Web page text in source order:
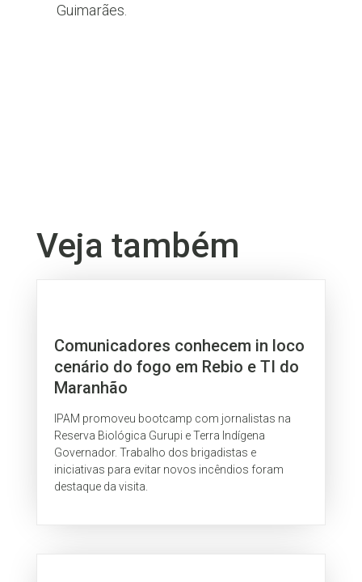
Guimarães.
Veja também
Comunicadores conhecem in loco
cenário do fogo em Rebio e TI do
Maranhão
IPAM promoveu bootcamp com jornalistas na
Reserva Biológica Gurupi e Terra Indígena
Governador. Trabalho dos brigadistas e
iniciativas para evitar novos incêndios foram
destaque da visita.